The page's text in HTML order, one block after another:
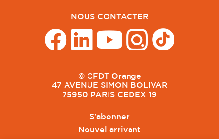
NOUS CONTACTER
© CFDT Orange
47 AVENUE SIMON BOLIVAR
75950 PARIS CEDEX 19
S'abonner
Nouvel arrivant